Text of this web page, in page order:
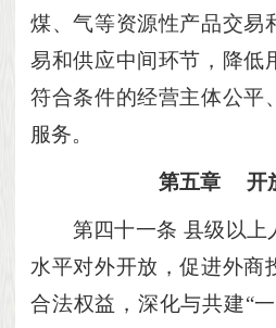
煤、气等资源性产品交易
易和供应中间环节，降低
符合条件的经营主体公平
服务。
第五章 开
第四十一条 县级以上
水平对外开放，促进外商
合法权益，深化与共建“